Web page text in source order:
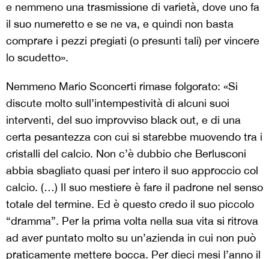
e nemmeno una trasmissione di varietà, dove uno fa
il suo numeretto e se ne va, e quindi non basta
comprare i pezzi pregiati (o presunti tali) per vincere
lo scudetto».
Nemmeno Mario Sconcerti rimase folgorato: «Si
discute molto sull’intempestività di alcuni suoi
interventi, del suo improvviso black out, e di una
certa pesantezza con cui si starebbe muovendo tra i
cristalli del calcio. Non c’è dubbio che Berlusconi
abbia sbagliato quasi per intero il suo approccio col
calcio. (…) Il suo mestiere è fare il padrone nel senso
totale del termine. Ed è questo credo il suo piccolo
“dramma”. Per la prima volta nella sua vita si ritrova
ad aver puntato molto su un’azienda in cui non può
praticamente mettere bocca. Per dieci mesi l’anno il